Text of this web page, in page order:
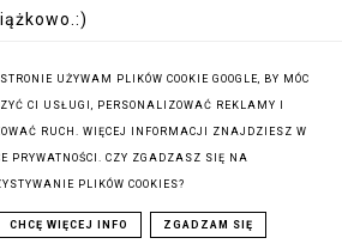
11 listopada 2016 18:56
był udany. Super książki,
dedykacje.
UŻYWAM PLIKÓW COOKIE GOOGLE, BY MÓC
CI USŁUGI, PERSONALIZOWAĆ REKLAMY I
RUCH. WIĘCEJ INFORMACJI ZNAJDZIESZ W
PRYWATNOŚCI. CZY ZGADZASZ SIĘ NA
PLIKÓW COOKIES?
CHCĘ WIĘCEJ INFO ZGADZAM SIĘ